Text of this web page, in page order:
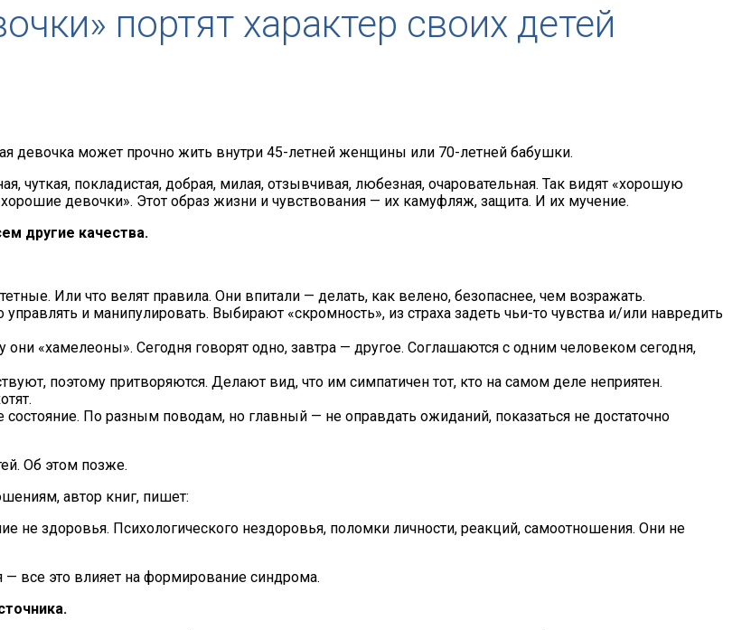
портят характер своих детей
девочка может прочно жить внутри 45-летней женщины или 70-летней бабушки.
чуткая, покладистая, добрая, милая, отзывчивая, любезная, очаровательная. Так видят «хорошую
девочки». Этот образ жизни и чувствования — их камуфляж, защита. И их мучение.
другие качества.
Или что велят правила. Они впитали — делать, как велено, безопаснее, чем возражать.
управлять и манипулировать. Выбирают «скромность», из страха задеть чьи-то чувства и/или навредить
«хамелеоны». Сегодня говорят одно, завтра — другое. Соглашаются с одним человеком сегодня,
поэтому притворяются. Делают вид, что им симпатичен тот, кто на самом деле неприятен.
По разным поводам, но главный — не оправдать ожиданий, показаться не достаточно
Об этом позже.
автор книг, пишет:
не здоровья. Психологического нездоровья, поломки личности, реакций, самоотношения. Они не
— все это влияет на формирование синдрома.